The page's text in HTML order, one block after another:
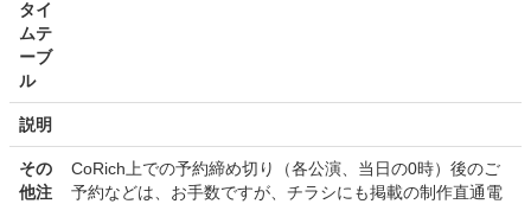
タイ
ムテ
ーブ
ル
説明
その
他注
CoRich上での予約締め切り（各公演、当日の0時）後のご
予約などは、お手数ですが、チラシにも掲載の制作直通電